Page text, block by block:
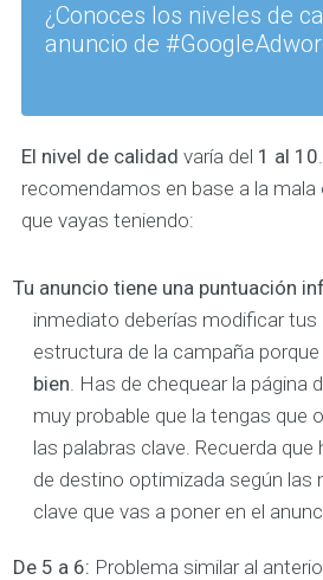
¿Conoces los niveles de
anuncio de
El nivel de calidad varía del 1 al 10
recomendamos en base a la mala
que vayas teniendo:
Tu anuncio tiene una puntuación
inmediato deberías modificar tus
estructura de la campaña
bien. Has de chequear la página
muy probable que la tengas que
las palabras clave. Recuerda que
de destino optimizada según las
clave que vas a poner en el
De 5 a 6: Problema similar al